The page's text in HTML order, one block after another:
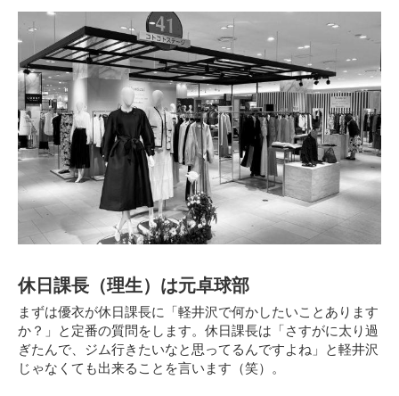
休日課長（理生）は元卓球部
まずは優衣が休日課長に「軽井沢で何かしたいことあります
か？」と定番の質問をします。休日課長は 「さすがに太り過
ぎたんで、ジム行きたいなと思ってるんですよね」
と軽井沢
じゃなくても出来ることを言います（笑）。